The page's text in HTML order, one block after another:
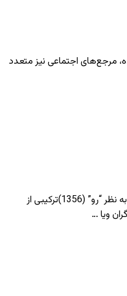
مرجع‌های اجتماعی نیز متعدد
شرح مختصر : شرایط ارتباط بین کودک ووالد نیروی مولد اصلی نیازها،رغبتها ونگرشهاست که بعدا در انتخاب شغل منعکس میشود(زونکر1،2006، ترجمه یوسفی وعابدی،1390). به نظر “رو” (1356)ترکیبی از
ویا …